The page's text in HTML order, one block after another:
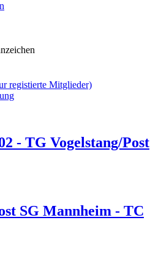
registierte Mitglieder)
- TG Vogelstang/Post
SG Mannheim - TC